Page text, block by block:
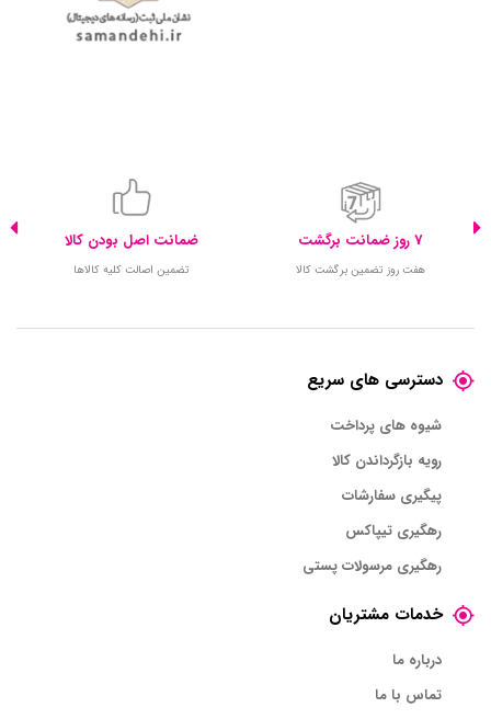
7 روز ضمانت برگشت
هفت روز تضمین برگشت کالا
ضمانت اصل بودن کالا
تضمین اصالت کلیه کالاها
دسترسی های سریع
شیوه های پرداخت
رویه بازگرداندن کالا
پیگیری سفارشات
رهگیری تیپاکس
رهگیری مرسولات پستی
خدمات مشتریان
درباره ما
تماس با ما